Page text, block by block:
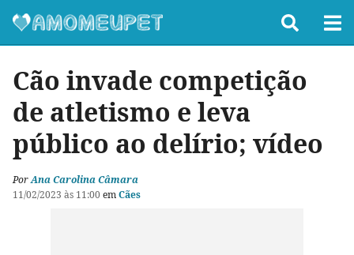
Cão invade competição
de atletismo e leva
público ao delírio; vídeo
PorAna Carolina Câmara
11/02/2023 às 11:00 emCães